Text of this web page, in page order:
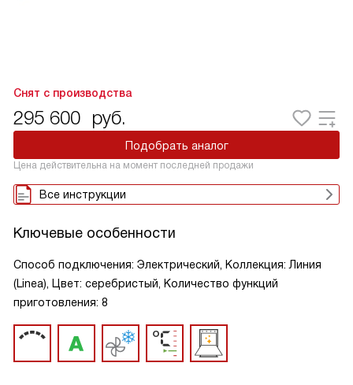
Снят с производства
295 600 руб.
Подобрать аналог
Цена действительна на момент последней продажи
Все инструкции
Ключевые особенности
Способ подключения: Электрический, Коллекция: Линия
(Linea), Цвет: серебристый, Количество функций
приготовления: 8